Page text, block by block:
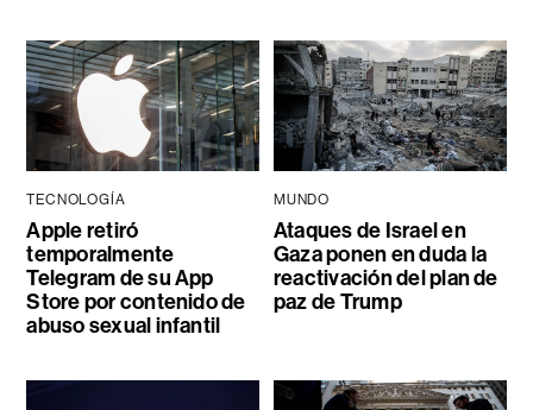
TECNOLOGÍA
Apple retiró
temporalmente
Telegram de su App
Store por contenido de
abuso sexual infantil
MUNDO
Ataques de Israel en
Gaza ponen en duda la
reactivación del plan de
paz de Trump